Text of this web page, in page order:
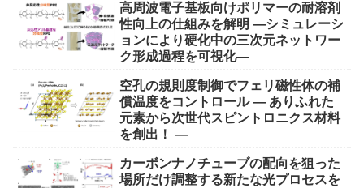
高周波電子基板向けポリマーの耐溶剤
性向上の仕組みを解明 ―シミュレーシ
ョンにより硬化中の三次元ネットワー
ク形成過程を可視化―
空孔の規則度制御でフェリ磁性体の補
償温度をコントロール ― ありふれた
元素から次世代スピントロニクス材料
を創出！ ―
カーボンナノチューブの配向を狙った
場所だけ調整する新たな光プロセスを